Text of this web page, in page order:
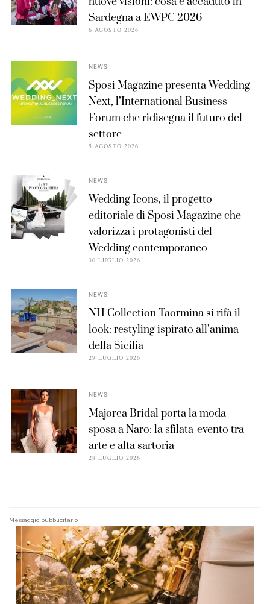
Sardegna a EWPC 2026
6 AGOSTO 2026
NEWS
Sposi Magazine presenta Wedding
Next, l’International Business
Forum che ridisegna il futuro del
settore
5 AGOSTO 2026
NEWS
Wedding Icons, il progetto
editoriale di Sposi Magazine che
valorizza i protagonisti del
Wedding contemporaneo
30 LUGLIO 2026
NEWS
NH Collection Taormina si rifà il
look: restyling ispirato all’anima
della Sicilia
29 LUGLIO 2026
NEWS
Majorca Bridal porta la moda
sposa a Naro: la sfilata-evento tra
arte e alta sartoria
28 LUGLIO 2026
Messaggio pubblicitario